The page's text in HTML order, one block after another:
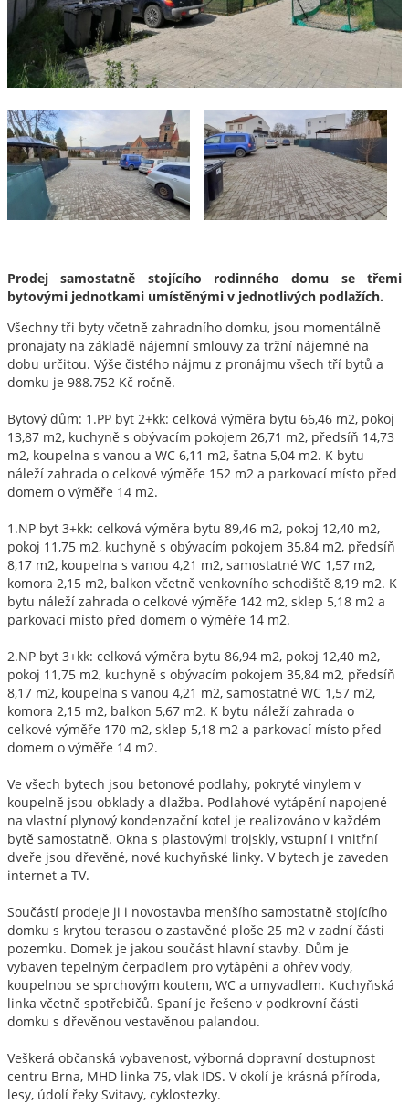
Prodej samostatně stojícího rodinného domu se třemi
bytovými jednotkami umístěnými v jednotlivých podlažích.
Všechny tři byty včetně zahradního domku, jsou momentálně
pronajaty na základě nájemní smlouvy za tržní nájemné na
dobu určitou. Výše čistého nájmu z pronájmu všech tří bytů a
domku je 988.752 Kč ročně.
Bytový dům: 1.PP byt 2+kk: celková výměra bytu 66,46 m2, pokoj
13,87 m2, kuchyně s obývacím pokojem 26,71 m2, předsíň 14,73
m2, koupelna s vanou a WC 6,11 m2, šatna 5,04 m2. K bytu
náleží zahrada o celkové výměře 152 m2 a parkovací místo před
domem o výměře 14 m2.
1.NP byt 3+kk: celková výměra bytu 89,46 m2, pokoj 12,40 m2,
pokoj 11,75 m2, kuchyně s obývacím pokojem 35,84 m2, předsíň
8,17 m2, koupelna s vanou 4,21 m2, samostatné WC 1,57 m2,
komora 2,15 m2, balkon včetně venkovního schodiště 8,19 m2. K
bytu náleží zahrada o celkové výměře 142 m2, sklep 5,18 m2 a
parkovací místo před domem o výměře 14 m2.
2.NP byt 3+kk: celková výměra bytu 86,94 m2, pokoj 12,40 m2,
pokoj 11,75 m2, kuchyně s obývacím pokojem 35,84 m2, předsíň
8,17 m2, koupelna s vanou 4,21 m2, samostatné WC 1,57 m2,
komora 2,15 m2, balkon 5,67 m2. K bytu náleží zahrada o
celkové výměře 170 m2, sklep 5,18 m2 a parkovací místo před
domem o výměře 14 m2.
Ve všech bytech jsou betonové podlahy, pokryté vinylem v
koupelně jsou obklady a dlažba. Podlahové vytápění napojené
na vlastní plynový kondenzační kotel je realizováno v každém
bytě samostatně. Okna s plastovými trojskly, vstupní i vnitřní
dveře jsou dřevěné, nové kuchyňské linky. V bytech je zaveden
internet a TV.
Součástí prodeje ji i novostavba menšího samostatně stojícího
domku s krytou terasou o zastavěné ploše 25 m2 v zadní části
pozemku. Domek je jakou součást hlavní stavby. Dům je
vybaven tepelným čerpadlem pro vytápění a ohřev vody,
koupelnou se sprchovým koutem, WC a umyvadlem. Kuchyňská
linka včetně spotřebičů. Spaní je řešeno v podkrovní části
domku s dřevěnou vestavěnou palandou.
Veškerá občanská vybavenost, výborná dopravní dostupnost
centru Brna, MHD linka 75, vlak IDS. V okolí je krásná příroda,
lesy, údolí řeky Svitavy, cyklostezky.